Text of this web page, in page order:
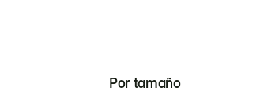
Por tamaño